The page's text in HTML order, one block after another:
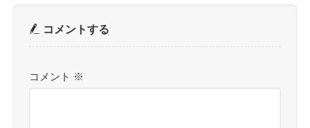
コメントする
コメント ※